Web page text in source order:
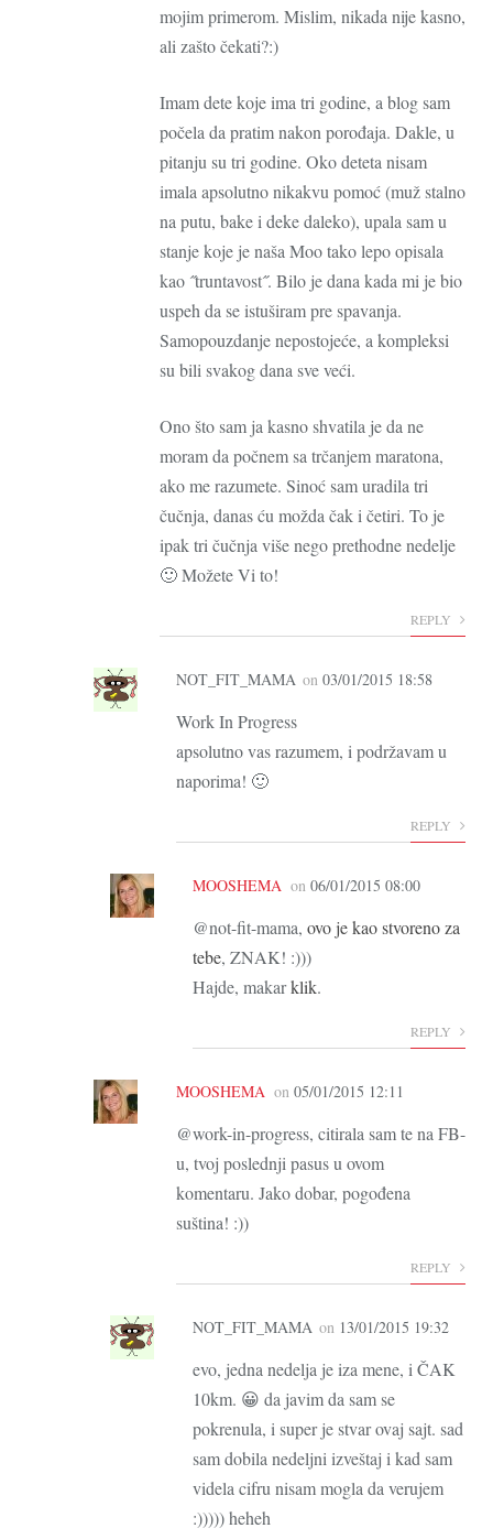
mojim primerom. Mislim, nikada nije kasno,
ali zašto čekati?:)
Imam dete koje ima tri godine, a blog sam
počela da pratim nakon porođaja. Dakle, u
pitanju su tri godine. Oko deteta nisam
imala apsolutno nikakvu pomoć (muž stalno
na putu, bake i deke daleko), upala sam u
stanje koje je naša Moo tako lepo opisala
kao ˝truntavost˝. Bilo je dana kada mi je bio
uspeh da se istuširam pre spavanja.
Samopouzdanje nepostojeće, a kompleksi
su bili svakog dana sve veći.
Ono što sam ja kasno shvatila je da ne
moram da počnem sa trčanjem maratona,
ako me razumete. Sinoć sam uradila tri
čučnja, danas ću možda čak i četiri. To je
ipak tri čučnja više nego prethodne nedelje
🙂 Možete Vi to!
REPLY
NOT_FIT_MAMA on 03/01/2015 18:58
Work In Progress
apsolutno vas razumem, i podržavam u
naporima! 🙂
REPLY
MOOSHEMA on 06/01/2015 08:00
@not-fit-mama, ovo je kao stvoreno za
tebe, ZNAK! :)))
Hajde, makarklik.
REPLY
MOOSHEMA on 05/01/2015 12:11
@work-in-progress, citirala sam te na FB-
u, tvoj poslednji pasus u ovom
komentaru. Jako dobar, pogođena
suština! :))
REPLY
NOT_FIT_MAMA on 13/01/2015 19:32
evo, jedna nedelja je iza mene, i ČAK
10km. 😀 da javim da sam se
pokrenula, i super je stvar ovaj sajt. sad
sam dobila nedeljni izveštaj i kad sam
videla cifru nisam mogla da verujem
:))))) heheh